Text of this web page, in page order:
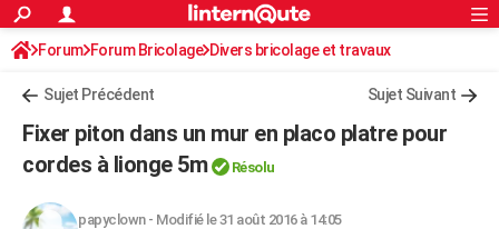
ACTUALITÉS
Politique
Société
Faits Divers
Education
Monde
Villes
+
Programme TV
Streaming
Sorties cinéma
Musique
FINANCE
Retraite
Impôts
Epargne
Immobilier
Risques naturels par ville
Banque
Assurance
Crédit
AUTO
Rechercher
S'inscrire
Connexion
Forum Forum Bricolage Divers bricolage et travaux
Sujet Précédent Sujet Suivant
Fixer piton dans un mur en placo platre pour
cordes à lionge 5m
Résolu
papyclown- Modifié le 31 août 2016 à 14:05